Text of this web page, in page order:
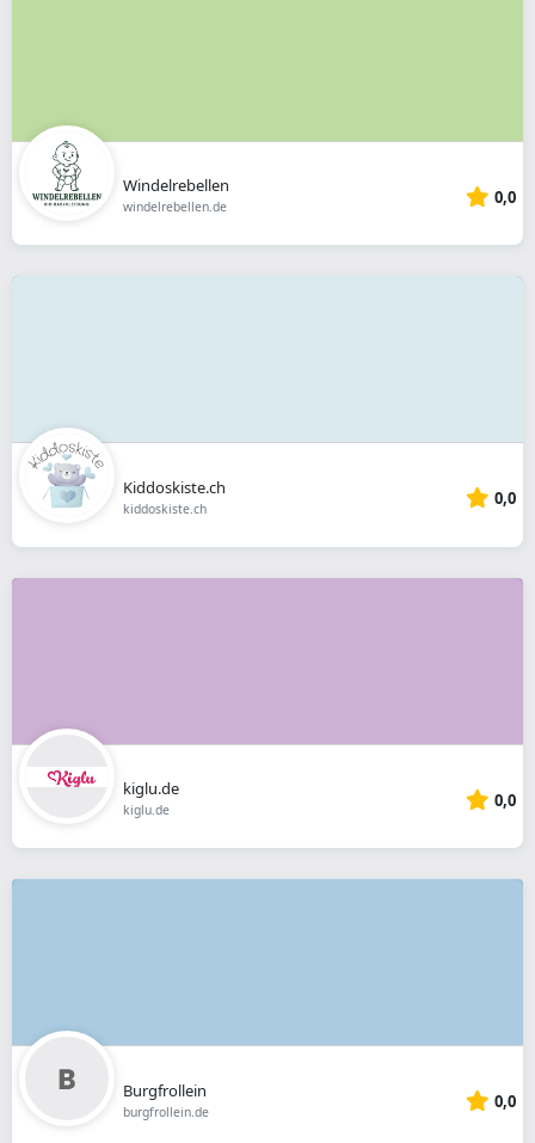
Windelrebellen
windelrebellen.de 0,0
Kiddoskiste.ch
kiddoskiste.ch 0,0
kiglu.de
kiglu.de 0,0
Burgfrollein
burgfrollein.de 0,0